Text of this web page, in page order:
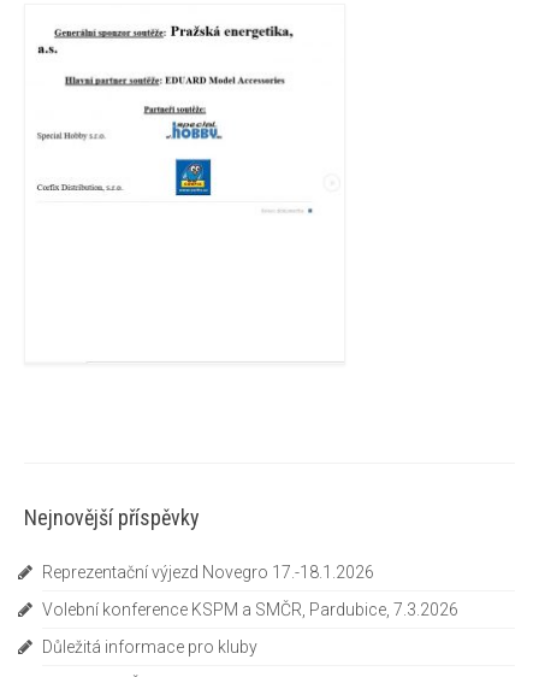
Nejnovější příspěvky
Reprezentační výjezd Novegro 17.-18.1.2026
Volební konference KSPM a SMČR, Pardubice, 7.3.2026
Důležitá informace pro kluby